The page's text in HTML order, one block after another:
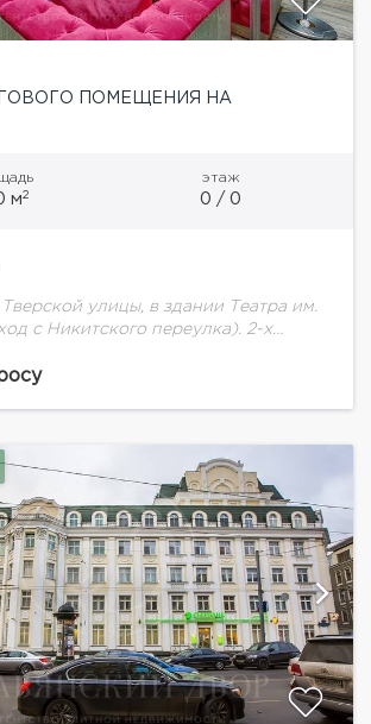
ПОМЕЩЕНИЯ НА
м2
этаж
0 / 0
улицы, в здании Театра им.
с Никитского переулка). 2-х
1-ый этаж 200 кв.м., 2 этаж...